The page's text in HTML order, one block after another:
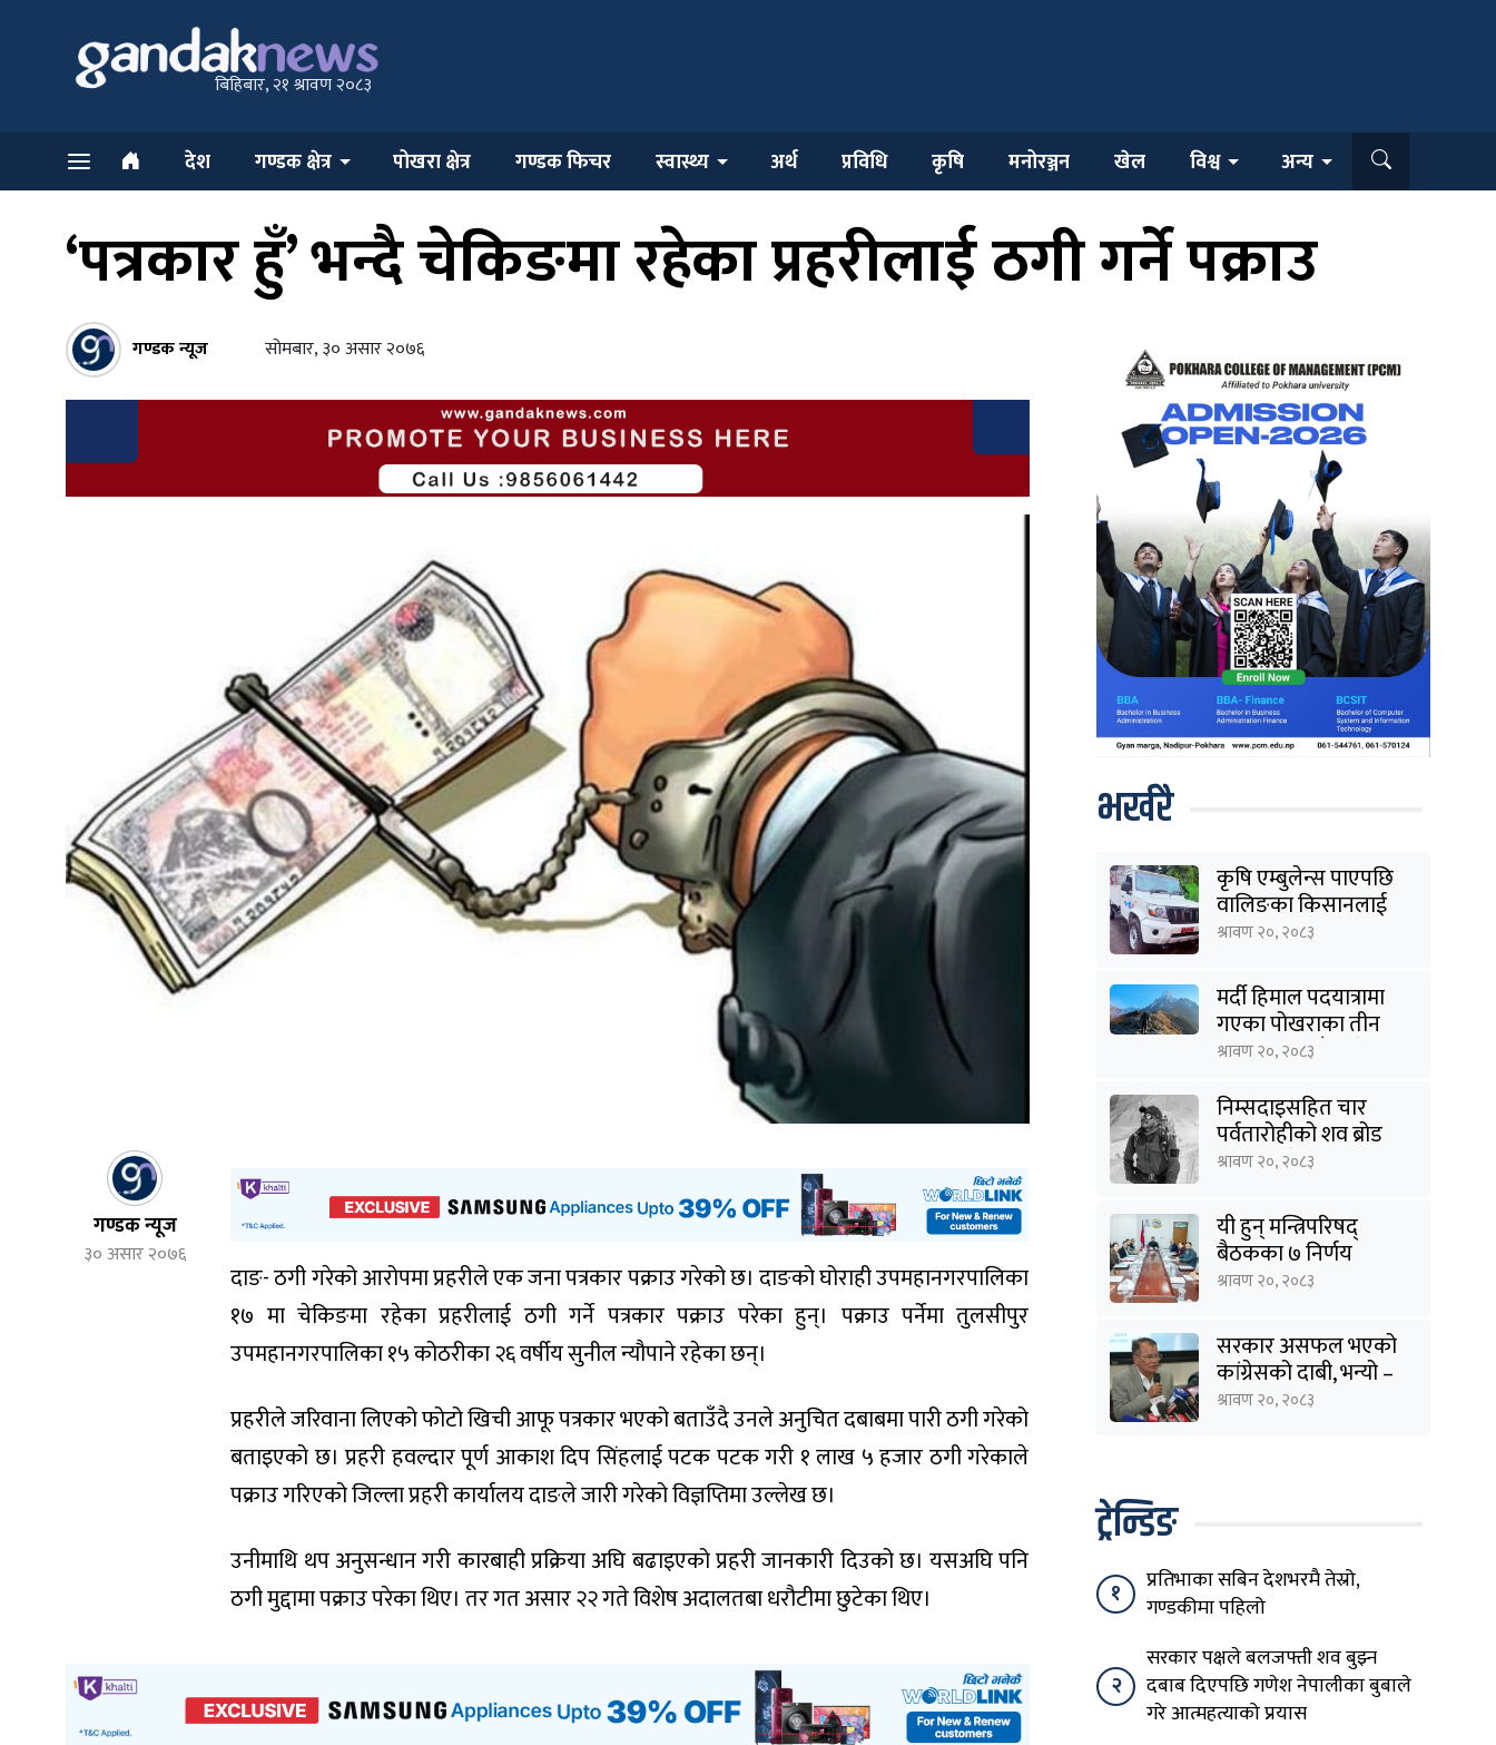
बिहिबार, २१ श्रावण २०८३
देश गण्डक क्षेत्र पोखरा क्षेत्र गण्डक फिचर स्वास्थ्य अर्थ प्रविधि कृषि मनोरञ्जन खेल विश्व अन्य
‘पत्रकार हुँ’ भन्दै चेकिङमा रहेका प्रहरीलाई ठगी गर्ने पक्राउ
गण्डक न्यूज सोमबार, ३० असार २०७६
गण्डक न्यूज
३० असार २०७६
दाङ- ठगी गरेको आरोपमा प्रहरीले एक जना पत्रकार पक्राउ गरेको छ। दाङको घोराही उपमहानगरपालिका
१७ मा चेकिङमा रहेका प्रहरीलाई ठगी गर्ने पत्रकार पक्राउ परेका हुन्। पक्राउ पर्नेमा तुलसीपुर
उपमहानगरपालिका १५ कोठरीका २६ वर्षीय सुनील न्यौपाने रहेका छन्।
प्रहरीले जरिवाना लिएको फोटो खिची आफू पत्रकार भएको बताउँदै उनले अनुचित दबाबमा पारी ठगी गरेको
बताइएको छ। प्रहरी हवल्दार पूर्ण आकाश दिप सिंहलाई पटक पटक गरी १ लाख ५ हजार ठगी गरेकाले
पक्राउ गरिएको जिल्ला प्रहरी कार्यालय दाङले जारी गरेको विज्ञप्तिमा उल्लेख छ।
उनीमाथि थप अनुसन्धान गरी कारबाही प्रक्रिया अघि बढाइएको प्रहरी जानकारी दिउको छ। यसअघि पनि
ठगी मुद्दामा पक्राउ परेका थिए। तर गत असार २२ गते विशेष अदालतबा धरौटीमा छुटेका थिए।
भर्खरै
कृषि एम्बुलेन्स पाएपछि
वालिङका किसानलाई
राहत
श्रावण २०, २०८३
मर्दी हिमाल पदयात्रामा
गएका पोखराका तीन
युवक बादलडाँडा क्षेत्रबाट
श्रावण २०, २०८३
निम्सदाइसहित चार
पर्वतारोहीको शव ब्रोड
पिकबाट बेस क्याम्पमा
श्रावण २०, २०८३
यी हुन् मन्त्रिपरिषद्
बैठकका ७ निर्णय
श्रावण २०, २०८३
सरकार असफल भएको
कांग्रेसको दाबी, भन्यो –
‘जनविश्वासको संकटमा
श्रावण २०, २०८३
ट्रेन्डिङ
१
प्रतिभाका सबिन देशभरमै तेस्रो,
गण्डकीमा पहिलो
२
सरकार पक्षले बलजफ्ती शव बुझ्न
दबाब दिएपछि गणेश नेपालीका बुबाले
गरे आत्महत्याको प्रयास